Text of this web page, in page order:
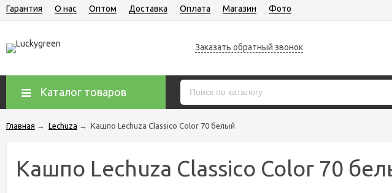
Гарантия О нас Оптом Доставка Оплата Магазин Фото
Заказать обратный звонок
Каталог товаров
Главная → Lechuza → Кашпо Lechuza Classico Color 70 белый
Кашпо Lechuza Classico Color 70